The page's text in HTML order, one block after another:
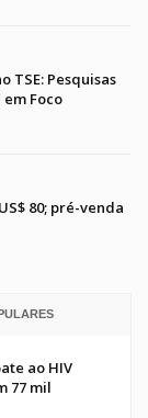
TSE: Pesquisas
Foco
80; pré-venda
ao HIV
77 mil